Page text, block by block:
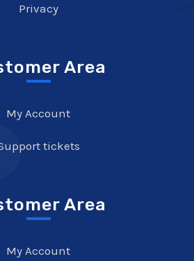
Privacy
Area
My Account
tickets
Area
My Account